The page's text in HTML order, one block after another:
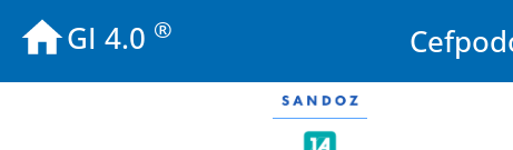
GI 4.0 ®